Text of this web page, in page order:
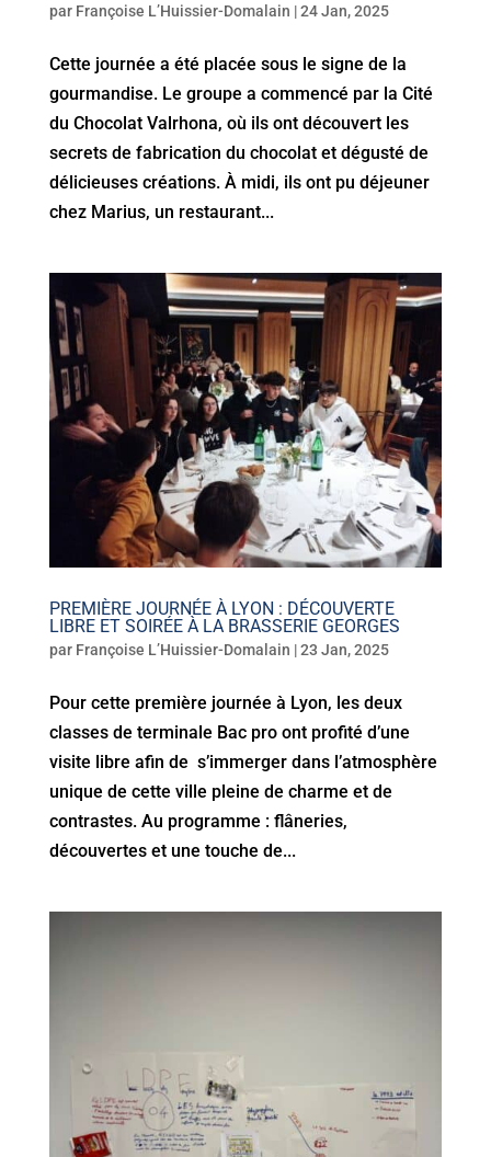
par Françoise L’Huissier-Domalain |24 Jan, 2025
Cette journée a été placée sous le signe de la
gourmandise. Le groupe a commencé par la Cité
du Chocolat Valrhona, où ils ont découvert les
secrets de fabrication du chocolat et dégusté de
délicieuses créations. À midi, ils ont pu déjeuner
chez Marius, un restaurant...
PREMIÈRE JOURNÉE À LYON : DÉCOUVERTE
LIBRE ET SOIRÉE À LA BRASSERIE GEORGES
par Françoise L’Huissier-Domalain |23 Jan, 2025
Pour cette première journée à Lyon, les deux
classes de terminale Bac pro ont profité d’une
visite libre afin de s’immerger dans l’atmosphère
unique de cette ville pleine de charme et de
contrastes. Au programme : flâneries,
découvertes et une touche de...